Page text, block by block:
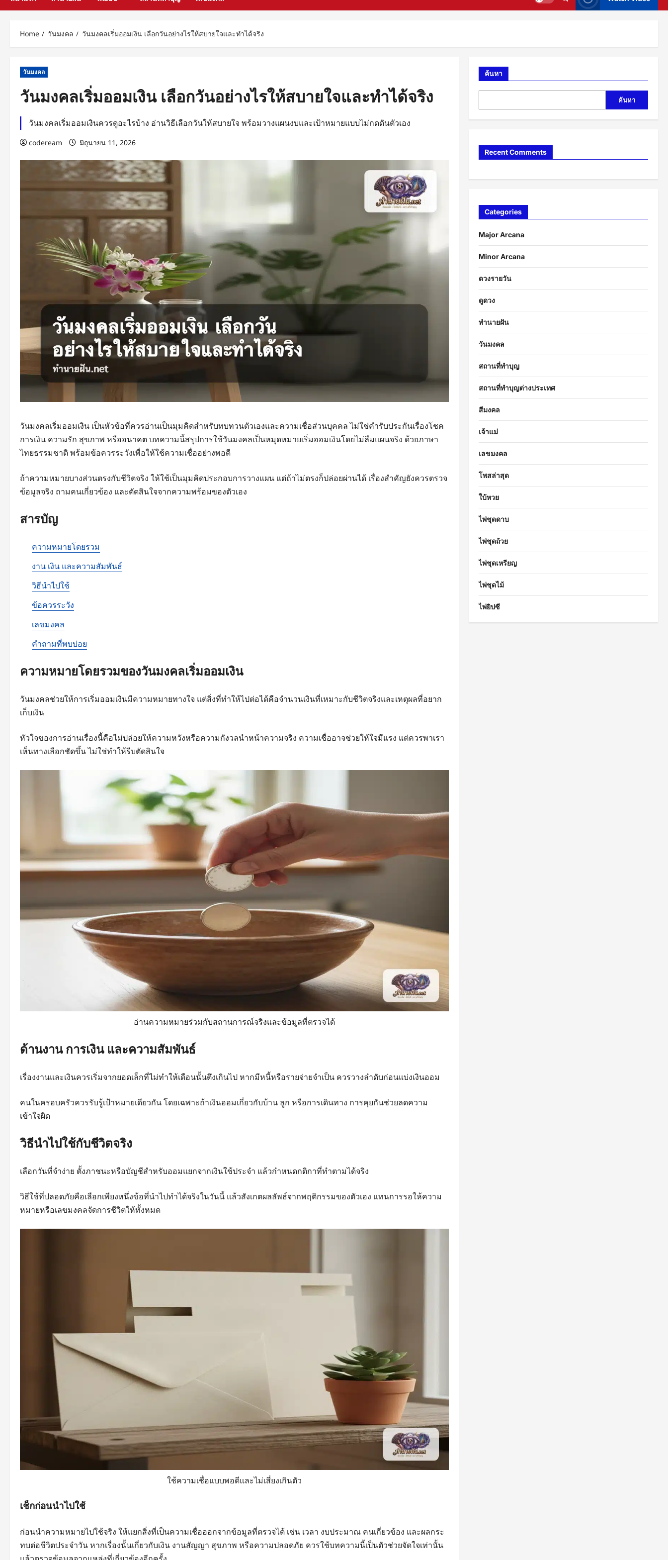
Home วันมงคล วันมงคลเริ่มออมเงิน เลือกวันอย่างไรให้สบายใจและทำได้จริง
วันมงคล
วันมงคลเริ่มออมเงิน เลือกวันอย่างไรให้สบายใจและทำได้จริง
วันมงคลเริ่มออมเงินควรดูอะไรบ้าง อ่านวิธีเลือกวันให้สบายใจ พร้อมวางแผนงบและเป้าหมายแบบไม่กดดันตัวเอง
codeream มิถุนายน 11, 2026
วันมงคลเริ่มออมเงิน เป็นหัวข้อที่ควรอ่านเป็นมุมคิดสำหรับทบทวนตัวเองและความเชื่อส่วนบุคคล ไม่ใช่คำรับประกันเรื่องโชค
การเงิน ความรัก สุขภาพ หรืออนาคต บทความนี้สรุปการใช้วันมงคลเป็นหมุดหมายเริ่มออมเงินโดยไม่ลืมแผนจริง ด้วยภาษา
ไทยธรรมชาติ พร้อมข้อควรระวังเพื่อให้ใช้ความเชื่ออย่างพอดี
ถ้าความหมายบางส่วนตรงกับชีวิตจริง ให้ใช้เป็นมุมคิดประกอบการวางแผน แต่ถ้าไม่ตรงก็ปล่อยผ่านได้ เรื่องสำคัญยังควรตรวจ
ข้อมูลจริง ถามคนเกี่ยวข้อง และตัดสินใจจากความพร้อมของตัวเอง
สารบัญ
ความหมายโดยรวม
งาน เงิน และความสัมพันธ์
วิธีนำไปใช้
ข้อควรระวัง
เลขมงคล
คำถามที่พบบ่อย
ความหมายโดยรวมของวันมงคลเริ่มออมเงิน
วันมงคลช่วยให้การเริ่มออมเงินมีความหมายทางใจ แต่สิ่งที่ทำให้ไปต่อได้คือจำนวนเงินที่เหมาะกับชีวิตจริงและเหตุผลที่อยาก
เก็บเงิน
หัวใจของการอ่านเรื่องนี้คือไม่ปล่อยให้ความหวังหรือความกังวลนำหน้าความจริง ความเชื่ออาจช่วยให้ใจมีแรง แต่ควรพาเรา
เห็นทางเลือกชัดขึ้น ไม่ใช่ทำให้รีบตัดสินใจ
อ่านความหมายร่วมกับสถานการณ์จริงและข้อมูลที่ตรวจได้
ด้านงาน การเงิน และความสัมพันธ์
เรื่องงานและเงินควรเริ่มจากยอดเล็กที่ไม่ทำให้เดือนนั้นตึงเกินไป หากมีหนี้หรือรายจ่ายจำเป็น ควรวางลำดับก่อนแบ่งเงินออม
คนในครอบครัวควรรับรู้เป้าหมายเดียวกัน โดยเฉพาะถ้าเงินออมเกี่ยวกับบ้าน ลูก หรือการเดินทาง การคุยกันช่วยลดความ
เข้าใจผิด
วิธีนำไปใช้กับชีวิตจริง
เลือกวันที่จำง่าย ตั้งภาชนะหรือบัญชีสำหรับออมแยกจากเงินใช้ประจำ แล้วกำหนดกติกาที่ทำตามได้จริง
วิธีใช้ที่ปลอดภัยคือเลือกเพียงหนึ่งข้อที่นำไปทำได้จริงในวันนี้ แล้วสังเกตผลลัพธ์จากพฤติกรรมของตัวเอง แทนการรอให้ความ
หมายหรือเลขมงคลจัดการชีวิตให้ทั้งหมด
ใช้ความเชื่อแบบพอดีและไม่เสี่ยงเกินตัว
เช็กก่อนนำไปใช้
ก่อนนำความหมายไปใช้จริง ให้แยกสิ่งที่เป็นความเชื่อออกจากข้อมูลที่ตรวจได้ เช่น เวลา งบประมาณ คนเกี่ยวข้อง และผลกระ
ทบต่อชีวิตประจำวัน หากเรื่องนั้นเกี่ยวกับเงิน งานสัญญา สุขภาพ หรือความปลอดภัย ควรใช้บทความนี้เป็นตัวช่วยจัดใจเท่านั้น
ค้นหา
ค้นหา
Recent Comments
Categories
Major Arcana
Minor Arcana
ดวงรายวัน
ดูดวง
ทำนายฝัน
วันมงคล
สถานที่ทำบุญ
สถานที่ทำบุญต่างประเทศ
สีมงคล
เจ้าแม่
เลขมงคล
โพสล่าสุด
ใบ้หวย
ไพ่ชุดดาบ
ไพ่ชุดถ้วย
ไพ่ชุดเหรียญ
ไพ่ชุดไม้
ไพ่ยิปซี